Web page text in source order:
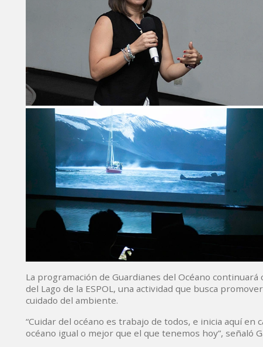
La programación de Guardianes del Océano
del Lago de la ESPOL, una actividad que busca
cuidado del ambiente.
“Cuidar del océano es trabajo de todos, e inicia aquí
océano igual o mejor que el que tenemos hoy”, señaló